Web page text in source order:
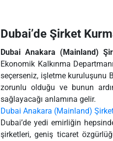
Dubai’de Şirket
Dubai Anakara (Mainland)
Ekonomik Kalkınma
seçerseniz, işletme kuruluşunu
zorunlu olduğu ve bunun
sağlayacağı anlamına gelir.
Dubai Anakara (Mainland)
Dubai’de yedi emirliğin
şirketleri, geniş ticaret